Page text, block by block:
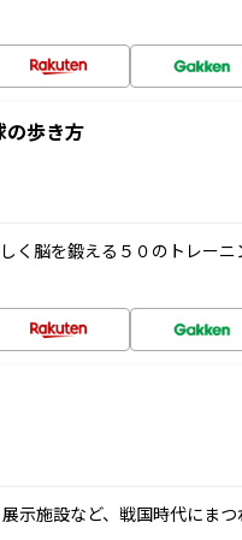
の歩き方
く脳を鍛える５０のトレー
示施設など、戦国時代にま